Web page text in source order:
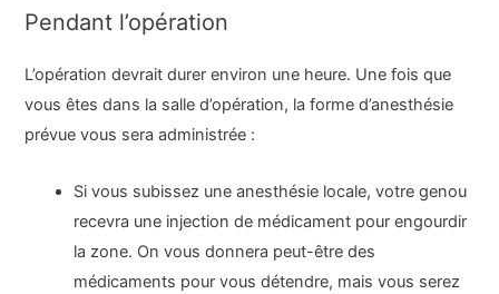
Pendant l’opération
L’opération devrait durer environ une heure. Une fois que
vous êtes dans la salle d’opération, la forme d’anesthésie
prévue vous sera administrée :
Si vous subissez une anesthésie locale, votre genou
recevra une injection de médicament pour engourdir
la zone. On vous donnera peut-être des
médicaments pour vous détendre, mais vous serez